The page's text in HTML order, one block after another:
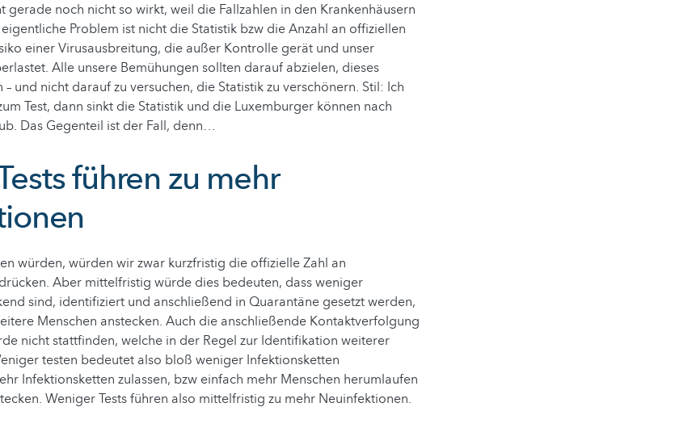
gerade noch nicht so wirkt, weil die Fallzahlen in den Krankenhäusern
Problem ist nicht die Statistik bzw die Anzahl an offiziellen
einer Virusausbreitung, die außer Kontrolle gerät und unser
Alle unsere Bemühungen sollten darauf abzielen, dieses
und nicht darauf zu versuchen, die Statistik zu verschönern. Stil: Ich
Test, dann sinkt die Statistik und die Luxemburger können nach
Das Gegenteil ist der Fall, denn…
führen zu mehr
würden, würden wir zwar kurzfristig die offizielle Zahl an
Aber mittelfristig würde dies bedeuten, dass weniger
sind, identifiziert und anschließend in Quarantäne gesetzt werden,
Menschen anstecken. Auch die anschließende Kontaktverfolgung
nicht stattfinden, welche in der Regel zur Identifikation weiterer
testen bedeutet also bloß weniger Infektionsketten
Infektionsketten zulassen, bzw einfach mehr Menschen herumlaufen
Weniger Tests führen also mittelfristig zu mehr Neuinfektionen.